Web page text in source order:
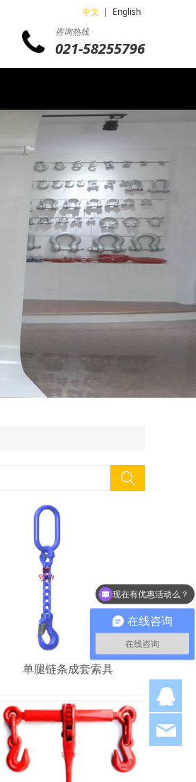
中文 | English
咨询热线
021-58255796
单腿链条成套索具
在线咨询
在线咨询
可以介绍下你们的产品么？
现在有优惠活动么？